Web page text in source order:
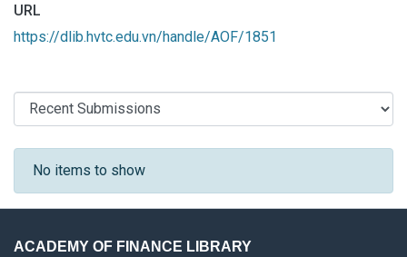
URL
https://dlib.hvtc.edu.vn/handle/AOF/1851
Recent Submissions
No items to show
ACADEMY OF FINANCE LIBRARY